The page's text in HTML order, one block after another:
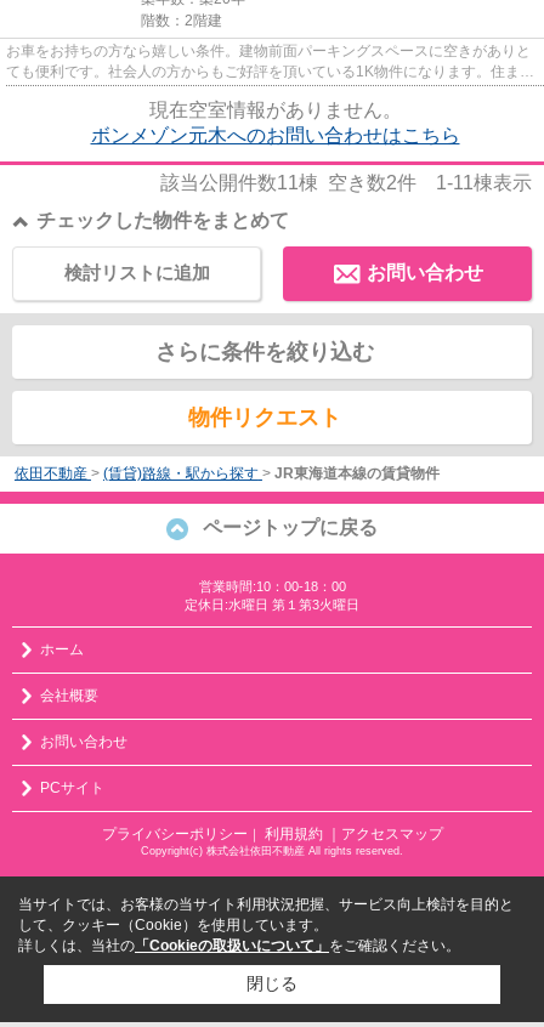
階数：2階建
お車をお持ちの方なら嬉しい条件。建物前面パーキングスペースに空きがありと
ても便利です。社会人の方からもご好評を頂いている1K物件になります。住まい
現在空室情報がありません。
ボンメゾン元木へのお問い合わせはこちら
該当公開件数11棟 空き数2件 1-11棟表示
チェックした物件をまとめて
お問い合わせ
検討リストに追加
さらに条件を絞り込む
物件リクエスト
依田不動産 > (賃貸)路線・駅から探す > JR東海道本線の賃貸物件
ページトップに戻る
営業時間:10：00-18：00
定休日:水曜日 第１第3火曜日
ホーム
会社概要
お問い合わせ
PCサイト
プライバシーポリシー ｜ 利用規約 ｜アクセスマップ
Copyright(c) 株式会社依田不動産 All rights reserved.
当サイトでは、お客様の当サイト利用状況把握、サービス向上検討を目的と
して、クッキー（Cookie）を使用しています。
詳しくは、当社の 「Cookieの取扱いについて」 をご確認ください。
閉じる